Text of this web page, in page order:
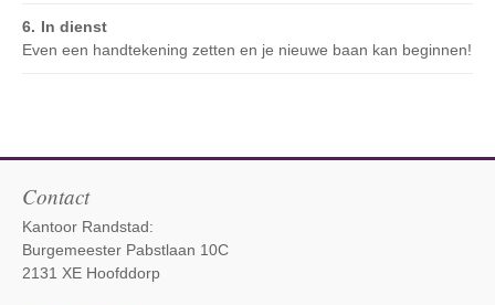
In dienst
Even een handtekening zetten en je nieuwe baan kan beginnen!
Contact
Kantoor Randstad:
Burgemeester Pabstlaan 10C
2131 XE Hoofddorp